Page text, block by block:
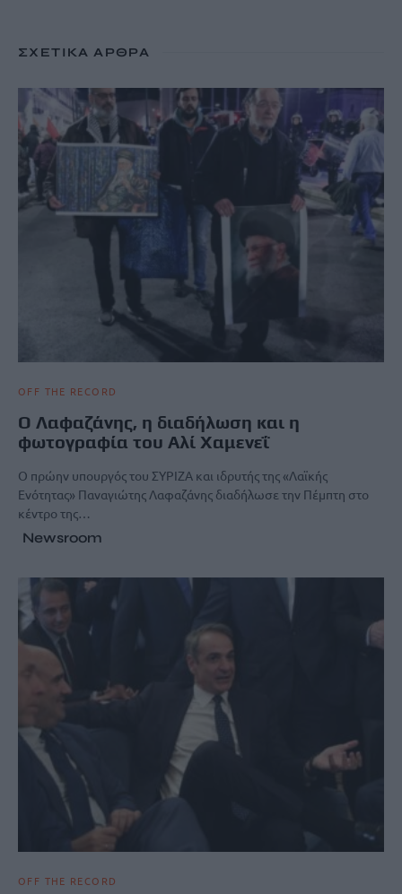
ΣΧΕΤΙΚΆ ΆΡΘΡΑ
OFF THE RECORD
Ο Λαφαζάνης, η διαδήλωση και η
φωτογραφία του Αλί Χαμενεΐ
Ο πρώην υπουργός του ΣΥΡΙΖΑ και ιδρυτής της «Λαϊκής
Ενότητας» Παναγιώτης Λαφαζάνης διαδήλωσε την Πέμπτη στο
κέντρο της…
Newsroom
OFF THE RECORD